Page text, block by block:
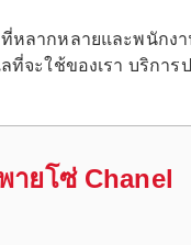
ที่หลากหลายและพนัก
ที่จะใช้ของเรา บริกา
ายโซ่ Chanel